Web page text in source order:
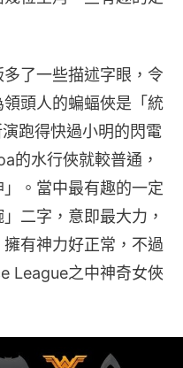
了一些描述字眼，令
頭人的蝙蝠俠是「統
跑得快過小明的閃電
的水行俠就較普通，
。當中最有趣的一定
二字，意即最大力，
有神力好正常，不過
League之中神奇女俠